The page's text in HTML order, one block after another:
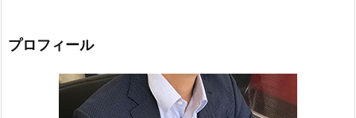
プロフィール